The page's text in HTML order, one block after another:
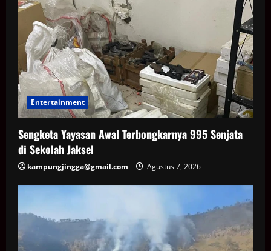
Entertainment
Sengketa Yayasan Awal Terbongkarnya 995 Senjata
di Sekolah Jaksel
kampungjingga@gmail.com Agustus 7, 2026